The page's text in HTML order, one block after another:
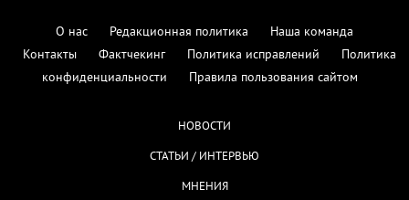
О нас Редакционная политика
Наша команда
Контакты
Фактчекинг Политика исправлений
Политика
конфиденциальности
Правила пользования сайтом
НОВОСТИ
СТАТЬИ / ИНТЕРВЬЮ
МНЕНИЯ